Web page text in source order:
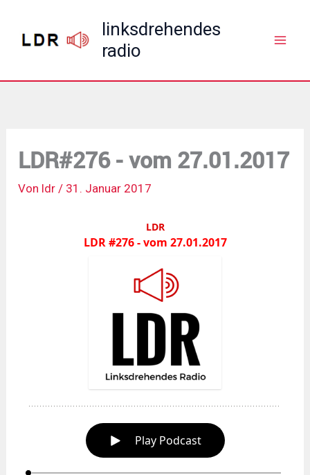
springen
linksdrehendes
radio
LDR#276 - vom 27.01.2017
Von ldr / 31. Januar 2017